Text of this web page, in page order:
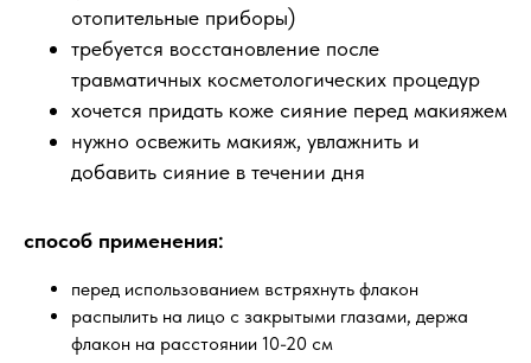
отопительные приборы)
требуется восстановление после
травматичных косметологических процедур
хочется придать коже сияние перед макияжем
нужно освежить макияж, увлажнить и
добавить сияние в течении дня
способ применения:
перед использованием встряхнуть флакон
распылить на лицо с закрытыми глазами, держа
флакон на расстоянии 10-20 см